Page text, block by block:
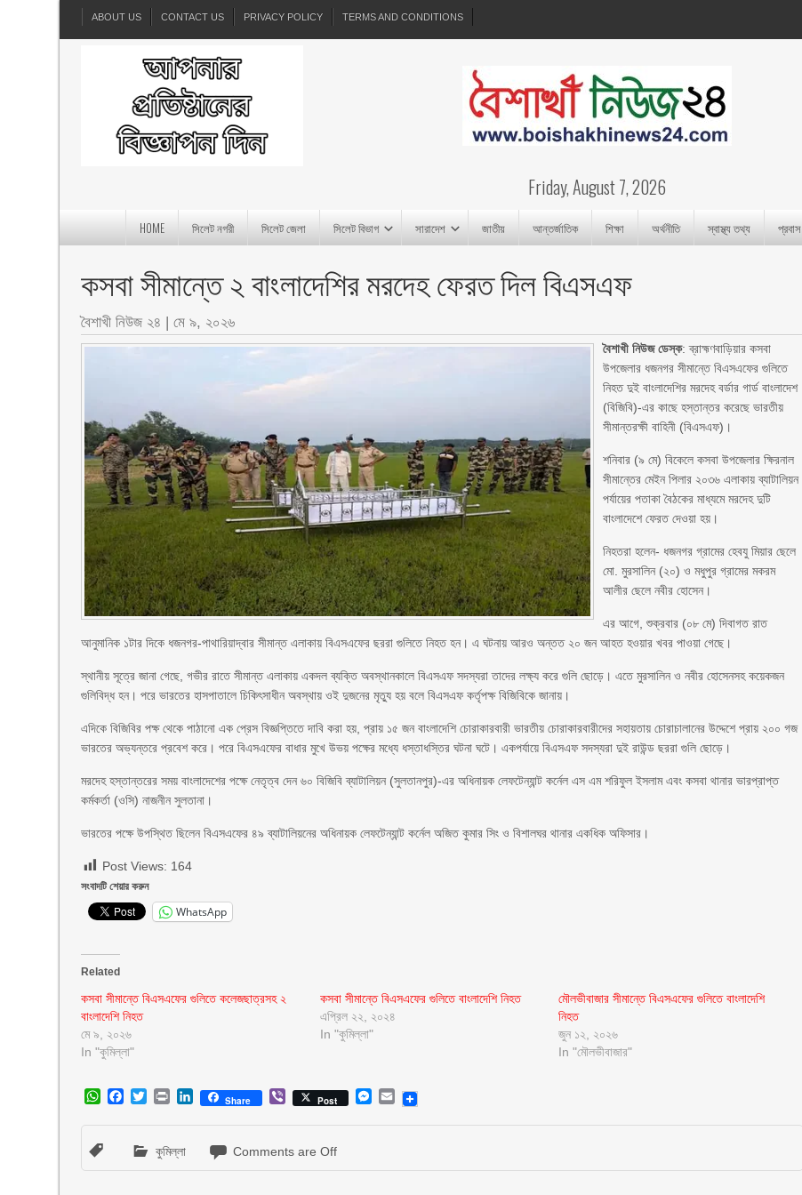
ABOUT US CONTACT US PRIVACY POLICY TERMS AND CONDITIONS
Friday, August 7, 2026
HOME সিলেট নগরী সিলেট জেলা সিলেট বিভাগ সারাদেশ জাতীয় আন্তর্জাতিক শিক্ষা অর্থনীতি স্বাস্থ্য তথ্য প্রবাস
কসবা সীমান্তে ২ বাংলাদেশির মরদেহ ফেরত দিল বিএসএফ
বৈশাখী নিউজ ২৪ |মে ৯, ২০২৬
বৈশাখী নিউজ ডেস্ক: ব্রাহ্মণবাড়িয়ার কসবা
উপজেলার ধজনগর সীমান্তে বিএসএফের গুলিতে
নিহত দুই বাংলাদেশির মরদেহ বর্ডার গার্ড বাংলাদেশ
(বিজিবি)-এর কাছে হস্তান্তর করেছে ভারতীয়
সীমান্তরক্ষী বাহিনী (বিএসএফ)।
শনিবার (৯ মে) বিকেলে কসবা উপজেলার ক্ষিরনাল
সীমান্তের মেইন পিলার ২০৩৬ এলাকায় ব্যাটালিয়ন
পর্যায়ের পতাকা বৈঠকের মাধ্যমে মরদেহ দুটি
বাংলাদেশে ফেরত দেওয়া হয়।
নিহতরা হলেন- ধজনগর গ্রামের হেবযু মিয়ার ছেলে
মো. মুরসালিন (২০) ও মধুপুর গ্রামের মকরম
আলীর ছেলে নবীর হোসেন।
এর আগে, শুক্রবার (০৮ মে) দিবাগত রাত
আনুমানিক ১টার দিকে ধজনগর-পাথারিয়াদ্বার সীমান্ত এলাকায় বিএসএফের ছররা গুলিতে নিহত হন। এ ঘটনায় আরও অন্তত ২০ জন আহত হওয়ার খবর পাওয়া গেছে।
স্থানীয় সূত্রে জানা গেছে, গভীর রাতে সীমান্ত এলাকায় একদল ব্যক্তি অবস্থানকালে বিএসএফ সদস্যরা তাদের লক্ষ্য করে গুলি ছোড়ে। এতে মুরসালিন ও নবীর হোসেনসহ কয়েকজন
গুলিবিদ্ধ হন। পরে ভারতের হাসপাতালে চিকিৎসাধীন অবস্থায় ওই দুজনের মৃত্যু হয় বলে বিএসএফ কর্তৃপক্ষ বিজিবিকে জানায়।
এদিকে বিজিবির পক্ষ থেকে পাঠানো এক প্রেস বিজ্ঞপ্তিতে দাবি করা হয়, প্রায় ১৫ জন বাংলাদেশি চোরাকারবারী ভারতীয় চোরাকারবারীদের সহায়তায় চোরাচালানের উদ্দেশে প্রায় ২০০ গজ
ভারতের অভ্যন্তরে প্রবেশ করে। পরে বিএসএফের বাধার মুখে উভয় পক্ষের মধ্যে ধস্তাধস্তির ঘটনা ঘটে। একপর্যায়ে বিএসএফ সদস্যরা দুই রাউন্ড ছররা গুলি ছোড়ে।
মরদেহ হস্তান্তরের সময় বাংলাদেশের পক্ষে নেতৃত্ব দেন ৬০ বিজিবি ব্যাটালিয়ন (সুলতানপুর)-এর অধিনায়ক লেফটেন্যান্ট কর্নেল এস এম শরিফুল ইসলাম এবং কসবা থানার ভারপ্রাপ্ত
কর্মকর্তা (ওসি) নাজনীন সুলতানা।
ভারতের পক্ষে উপস্থিত ছিলেন বিএসএফের ৪৯ ব্যাটালিয়নের অধিনায়ক লেফটেন্যান্ট কর্নেল অজিত কুমার সিং ও বিশালঘর থানার একধিক অফিসার।
Post Views: 164
সংবাদটি শেয়ার করুন
WhatsApp
Related
কসবা সীমান্তে বিএসএফের গুলিতে কলেজছাত্রসহ ২
বাংলাদেশি নিহত
মে ৯, ২০২৬
In "কুমিল্লা"
কসবা সীমান্তে বিএসএফের গুলিতে বাংলাদেশি নিহত
এপ্রিল ২২, ২০২৪
In "কুমিল্লা"
মৌলভীবাজার সীমান্তে বিএসএফের গুলিতে বাংলাদেশি
নিহত
জুন ১২, ২০২৬
In "মৌলভীবাজার"
WhatsApp
Facebook
Twitter
Print LinkedIn
Share ViberPost Messenger
Email
কুমিল্লা Comments are Off